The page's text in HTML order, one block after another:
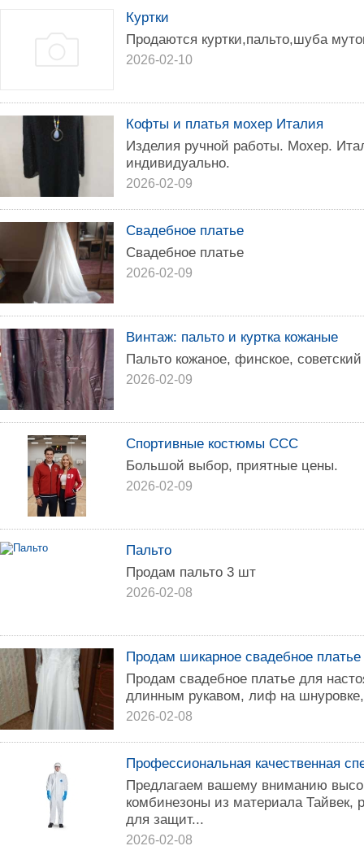
Куртки
Продаются куртки,пальто,шуба
2026-02-10
Кофты и платья мохер Италия
Изделия ручной работы. Мохер.
индивидуально.
2026-02-09
Свадебное платье
Свадебное платье
2026-02-09
Винтаж: пальто и куртка кожаные
Пальто кожаное, финское,
2026-02-09
Спортивные костюмы ССС
Большой выбор, приятные цены.
2026-02-09
Пальто
Продам пальто 3 шт
2026-02-08
Продам шикарное свадебное платье
Продам свадебное платье для
длинным рукавом, лиф на
2026-02-08
Профессиональная качественная
Предлагаем вашему вниманию
комбинезоны из материала Тайвек,
для защит...
2026-02-08